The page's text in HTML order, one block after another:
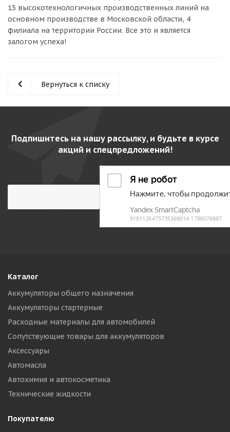
15 высокотехнологичных производственных линий на
основном производстве в Московской области, 4
филиала на территории России. Все это и является
залогом успеха!
Вернуться к списку
Подпишитесь на нашу рассылку, и будьте в курсе
акций и спецпредложений!
Каталог
Аккумуляторы общего назначения
Аккумуляторы стартерные
Расходные материалы для автомобилей
Сопутствующие товары для аккумуляторов
Аксессуары
Автомасла
Автохимия и автокосметика
Технические жидкости
Покупателю